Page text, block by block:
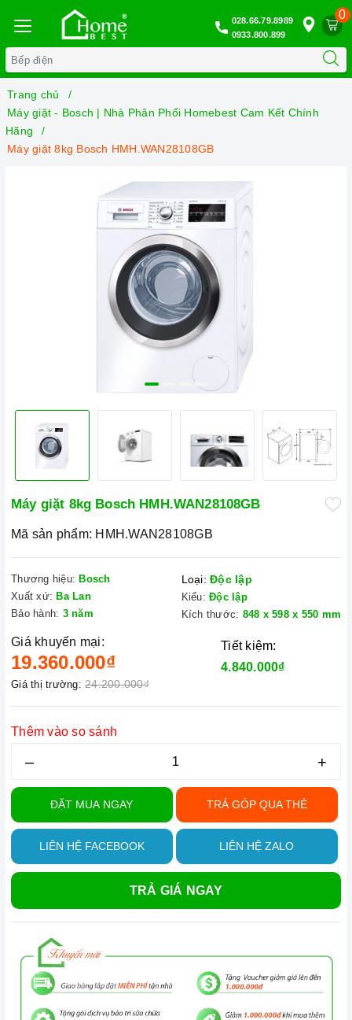
0
028.66.79.8989
0933.800.899
Trang chủ
Máy giặt - Bosch | Nhà Phân Phối Homebest Cam Kết Chính
Hãng
Máy giặt 8kg Bosch HMH.WAN28108GB
Máy giặt 8kg Bosch HMH.WAN28108GB
Mã sản phẩm: HMH.WAN28108GB
Thương hiệu: Bosch
Xuất xứ: Ba Lan
Bảo hành: 3 năm
Loại: Độc lập
Kiểu: Độc lập
Kích thước: 848 x 598 x 550 mm
Giá khuyến mại:
19.360.000₫
Giá thị trường: 24.200.000₫
Tiết kiệm:
4.840.000₫
Thêm vào so sánh
– +
ĐẶT MUA NGAY TRẢ GÓP QUA THẺ
LIÊN HỆ FACEBOOK LIÊN HỆ ZALO
TRẢ GIÁ NGAY